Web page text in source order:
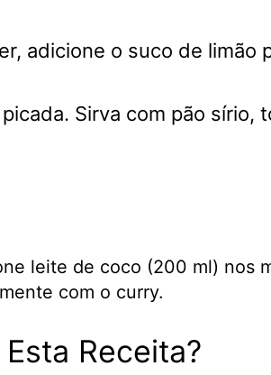
adicione o suco de
Sirva com pão
leite de coco (200 ml) nos
com o curry.
Receita?